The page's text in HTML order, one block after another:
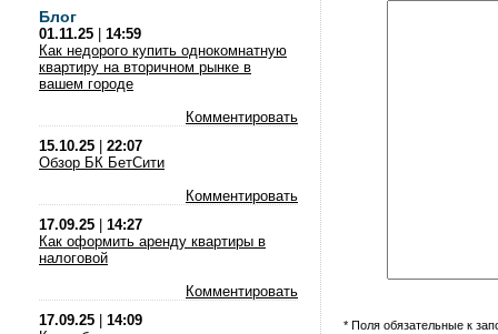
Блог
01.11.25
14:59
Как недорого купить однокомнатную
квартиру на вторичном рынке в
вашем городе
Комментировать
15.10.25
22:07
Обзор БК БетСити
Комментировать
17.09.25
14:27
Как оформить аренду квартиры в
налоговой
Комментировать
17.09.25
14:09
* Поля обязательные к